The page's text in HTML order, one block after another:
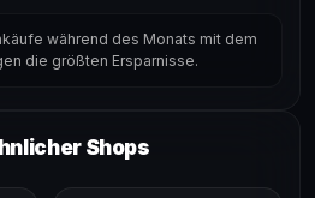
während des Monats mit dem
die größten Ersparnisse.
Shops